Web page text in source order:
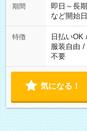
11：00-
休憩1ｈ）
期間
即日～長
など開始
特徴 日払いOK /
服装自由 /
不要
気になる！